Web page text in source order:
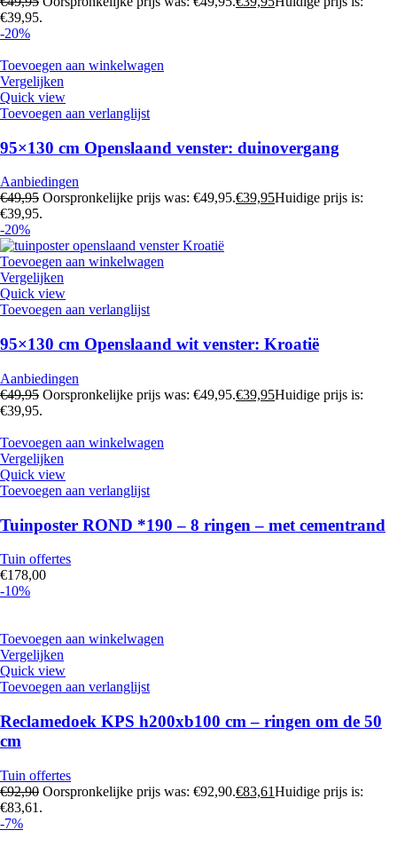
€39,95.
-20%
Toevoegen aan winkelwagen
Vergelijken
Quick view
Toevoegen aan verlanglijst
95×130 cm Openslaand venster: duinovergang
Aanbiedingen
€49,95 Oorspronkelijke prijs was: €49,95.€39,95Huidige prijs is:
€39,95.
-20%
Toevoegen aan winkelwagen
Vergelijken
Quick view
Toevoegen aan verlanglijst
95×130 cm Openslaand wit venster: Kroatië
Aanbiedingen
€49,95 Oorspronkelijke prijs was: €49,95.€39,95Huidige prijs is:
€39,95.
Toevoegen aan winkelwagen
Vergelijken
Quick view
Toevoegen aan verlanglijst
Tuinposter ROND *190 – 8 ringen – met cementrand
Tuin offertes
€178,00
-10%
Toevoegen aan winkelwagen
Vergelijken
Quick view
Toevoegen aan verlanglijst
Reclamedoek KPS h200xb100 cm – ringen om de 50
cm
Tuin offertes
€92,90 Oorspronkelijke prijs was: €92,90.€83,61Huidige prijs is:
€83,61.
-7%